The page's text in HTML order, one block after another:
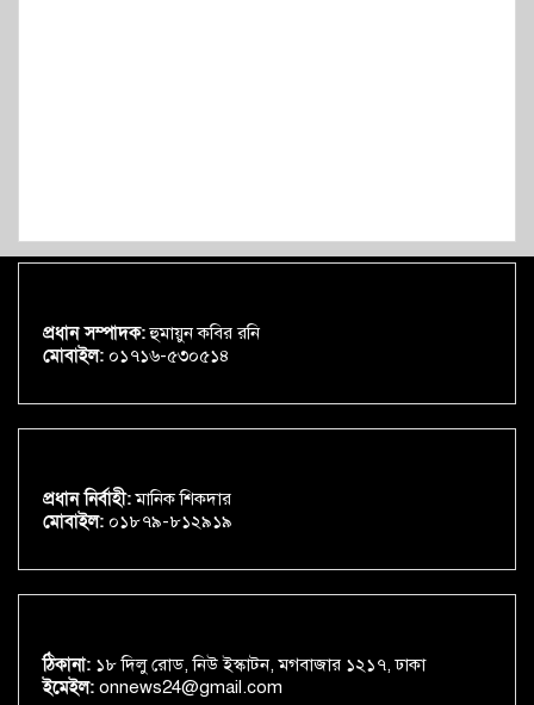
প্রধান সম্পাদক:হুমায়ুন কবির রনি
মোবাইল: ০১৭১৬-৫৩০৫১৪
প্রধান নির্বাহী:মানিক শিকদার
মোবাইল: ০১৮৭৯-৮১২৯১৯
ঠিকানা: ১৮ দিলু রোড, নিউ ইস্কাটন, মগবাজার ১২১৭, ঢাকা
ইমেইল: onnews24@gmail.com